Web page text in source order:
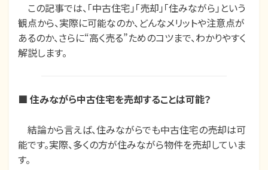
この記事では、「中古住宅」「売却」「住みながら」という
観点から、実際に可能なのか、どんなメリットや注意点が
あるのか、さらに“高く売る”ためのコツまで、わかりやすく
解説します。
■ 住みながら中古住宅を売却することは可能？
結論から言えば、住みながらでも中古住宅の売却は可
能です。実際、多くの方が住みながら物件を売却していま
す。